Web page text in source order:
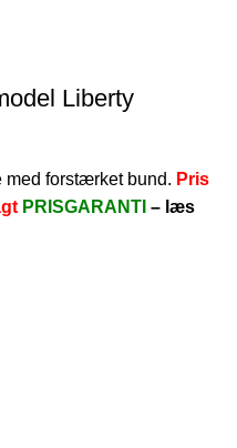
Liberty
med forstærket bund. Pris
PRISGARANTI – læs